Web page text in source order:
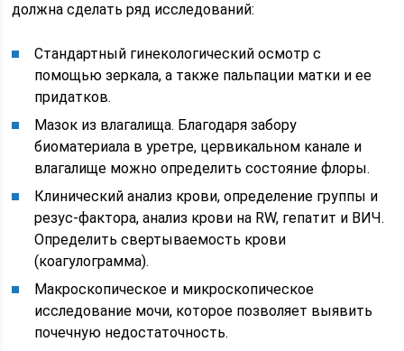
должна сделать ряд исследований:
Стандартный гинекологический осмотр с
помощью зеркала, а также пальпации матки и ее
придатков.
Мазок из влагалища. Благодаря забору
биоматериала в уретре, цервикальном канале и
влагалище можно определить состояние флоры.
Клинический анализ крови, определение группы и
резус-фактора, анализ крови на RW, гепатит и ВИЧ.
Определить свертываемость крови
(коагулограмма).
Макроскопическое и микроскопическое
исследование мочи, которое позволяет выявить
почечную недостаточность.